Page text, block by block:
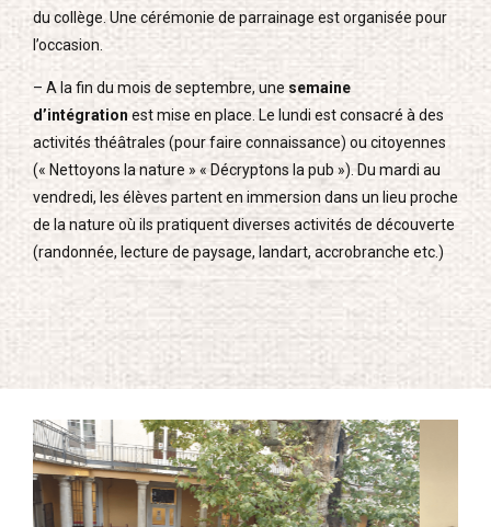
du collège. Une cérémonie de parrainage est organisée pour
l’occasion.
– A la fin du mois de septembre, une semaine
d’intégrationest mise en place. Le lundi est consacré à des
activités théâtrales (pour faire connaissance) ou citoyennes
(« Nettoyons la nature » « Décryptons la pub »). Du mardi au
vendredi, les élèves partent en immersion dans un lieu proche
de la nature où ils pratiquent diverses activités de découverte
(randonnée, lecture de paysage, landart, accrobranche etc.)